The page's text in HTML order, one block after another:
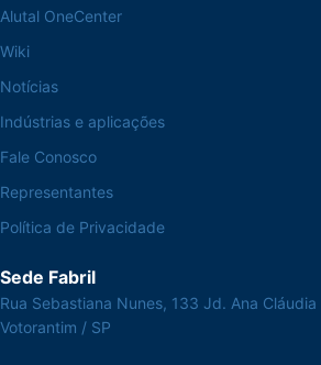
Alutal OneCenter
Wiki
Notícias
Indústrias e aplicações
Fale Conosco
Representantes
Política de Privacidade
Sede Fabril
Rua Sebastiana Nunes, 133 Jd. Ana Cláudia
Votorantim / SP